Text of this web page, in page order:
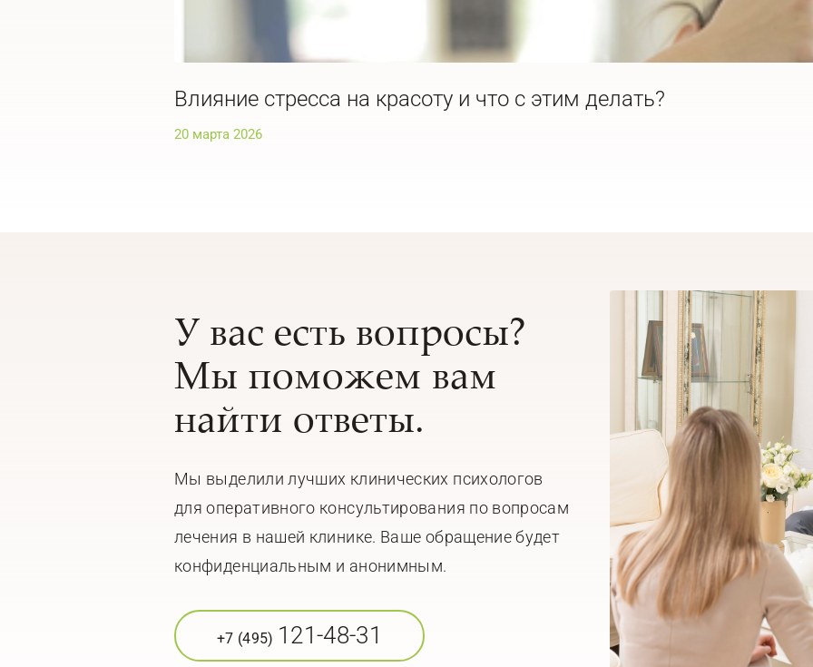
Влияние стресса на красоту и что с этим делать?
20 марта 2026
У вас есть вопросы?
Мы поможем вам
найти ответы.
Мы выделили лучших клинических психологов
для оперативного консультирования по вопросам
лечения в нашей клинике. Ваше обращение будет
конфиденциальным и анонимным.
+7 (495) 121-48-31